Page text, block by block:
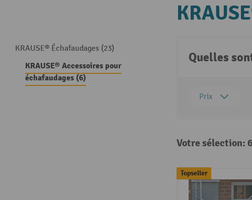
KRAUSE® Échafaudages (23)
KRAUSE® Accessoires pour
échafaudages (6)
Quelles
Prix
Votre sélection:
Topseller